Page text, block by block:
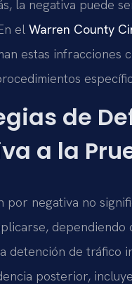
la negativa puede
el Warren County
estas infracciones
de
a la
por negativa no
dependiendo
detención de tráfico
posterior,